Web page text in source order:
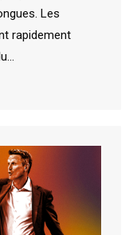
Les
rapidement